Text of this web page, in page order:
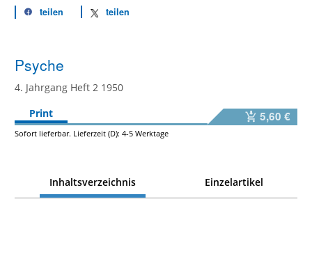
teilen teilen
Psyche
4. Jahrgang Heft 2 1950
Print
5,60 €
Sofort lieferbar. Lieferzeit (D): 4-5 Werktage
Inhaltsverzeichnis Einzelartikel